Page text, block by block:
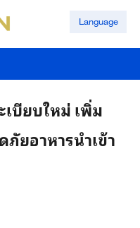
Language
บียบใหม่ เพิ่ม
ยอาหารนำเข้า